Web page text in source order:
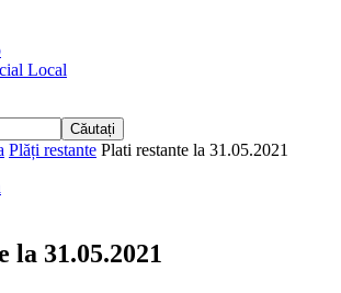
Local
Plăți restante Plati restante la 31.05.2021
la 31.05.2021